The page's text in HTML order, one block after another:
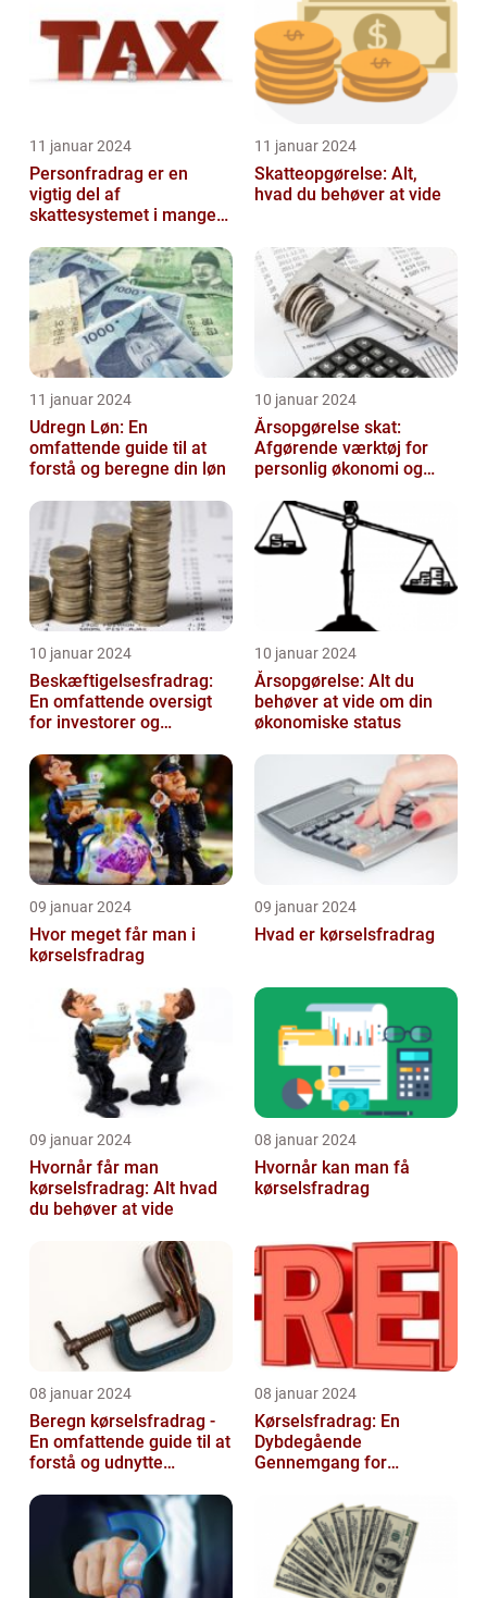
11 januar 2024
Personfradrag er en
vigtig del af
skattesystemet i mange
11 januar 2024
Skatteopgørelse: Alt,
hvad du behøver at vide
11 januar 2024
Udregn Løn: En
omfattende guide til at
forstå og beregne din løn
10 januar 2024
Årsopgørelse skat:
Afgørende værktøj for
personlig økonomi og
10 januar 2024
Beskæftigelsesfradrag:
En omfattende oversigt
for investorer og
10 januar 2024
Årsopgørelse: Alt du
behøver at vide om din
økonomiske status
09 januar 2024
Hvor meget får man i
kørselsfradrag
09 januar 2024
Hvad er kørselsfradrag
09 januar 2024
Hvornår får man
kørselsfradrag: Alt hvad
du behøver at vide
08 januar 2024
Hvornår kan man få
kørselsfradrag
08 januar 2024
Beregn kørselsfradrag -
En omfattende guide til at
forstå og udnytte
kørselsfradrag
08 januar 2024
Kørselsfradrag: En
Dybdegående
Gennemgang for
Investorer